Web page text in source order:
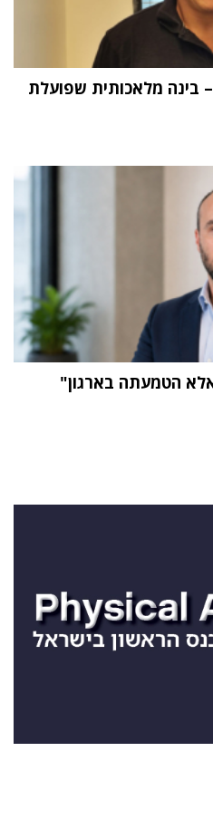
"העתיד הוא Physical AI – בינה מלאכותית שפועלת